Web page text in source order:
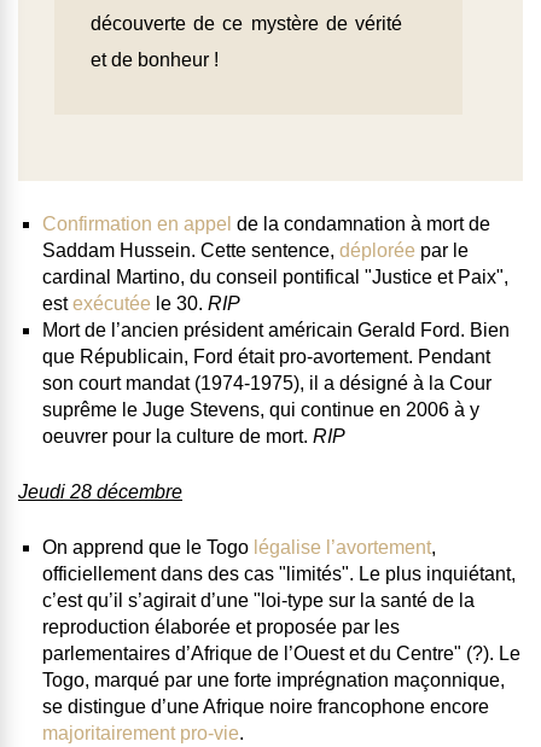
découverte de ce mystère de vérité
et de bonheur !
Confirmation en appel de la condamnation à mort de
Saddam Hussein. Cette sentence, déplorée par le
cardinal Martino, du conseil pontifical "Justice et Paix",
estexécutée le 30. RIP
Mort de l’ancien président américain Gerald Ford. Bien
que Républicain, Ford était pro-avortement. Pendant
son court mandat (1974-1975), il a désigné à la Cour
suprême le Juge Stevens, qui continue en 2006 à y
oeuvrer pour la culture de mort. RIP
Jeudi 28 décembre
On apprend que le Togo légalise l’avortement,
officiellement dans des cas "limités". Le plus inquiétant,
c’est qu’il s’agirait d’une "loi-type sur la santé de la
reproduction élaborée et proposée par les
parlementaires d’Afrique de l’Ouest et du Centre" (?). Le
Togo, marqué par une forte imprégnation maçonnique,
se distingue d’une Afrique noire francophone encore
majoritairement pro-vie.